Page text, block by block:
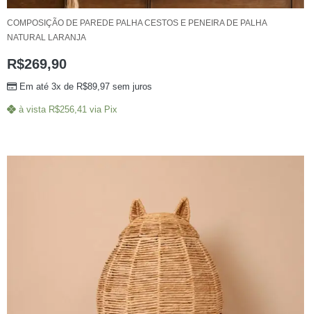
COMPOSIÇÃO DE PAREDE PALHA CESTOS E PENEIRA DE PALHA
NATURAL LARANJA
R$269,90
Em até 3x de R$89,97 sem juros
à vista R$256,41 via Pix